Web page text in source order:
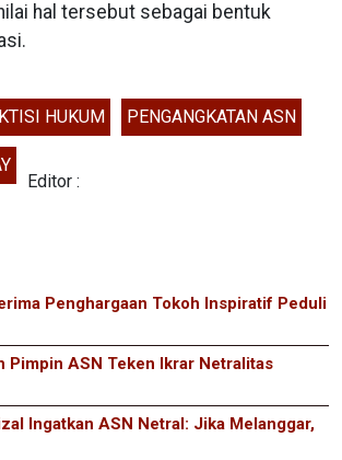
hal tersebut sebagai bentuk
HUKUM PENGANGKATAN ASN
Editor :
Penghargaan Tokoh Inspiratif Peduli
Pimpin ASN Teken Ikrar Netralitas
Ingatkan ASN Netral: Jika Melanggar,